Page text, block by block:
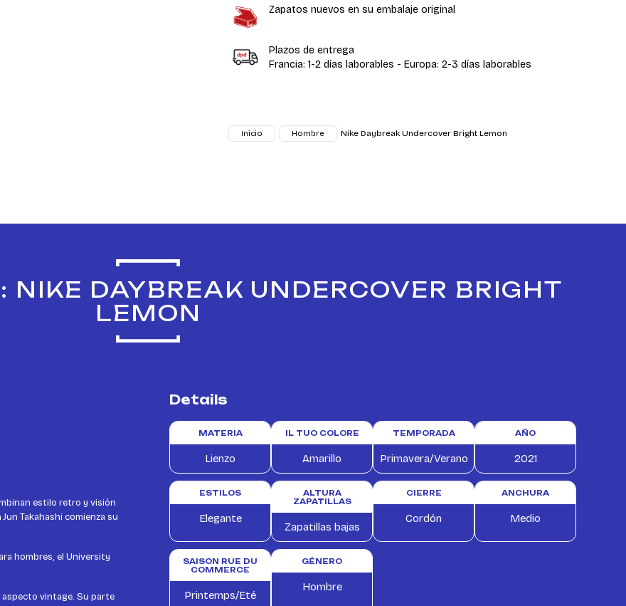
Zapatos nuevos en su embalaje original
Plazos de entrega
Francia: 1-2 días laborables - Europa: 2-3 días laborables
Inicio Hombre Nike Daybreak Undercover Bright Lemon
NIKE DAYBREAK UNDERCOVER BRIGHT
LEMON
estilo retro y visión
Takahashi comienza su
hombres, el University
aspecto vintage. Su parte
Details
MATERIA
Lienzo
IL TUO COLORE
Amarillo
TEMPORADA
Primavera/Verano
AÑO
2021
ESTILOS
Elegante
ALTURA
ZAPATILLAS
Zapatillas bajas
CIERRE
Cordón
ANCHURA
Medio
SAISON RUE DU
COMMERCE
Printemps/Eté
GÉNERO
Hombre